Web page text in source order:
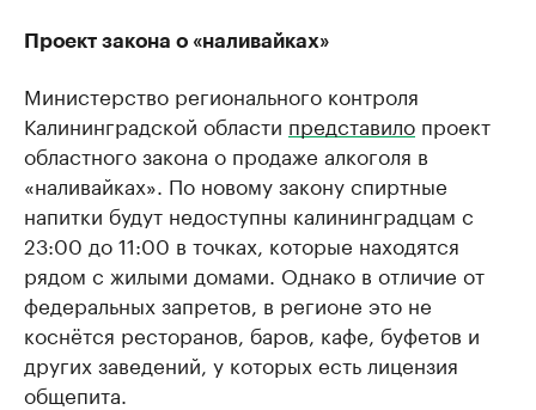
Проект закона о «наливайках»
Министерство регионального контроля
Калининградской области представило проект
областного закона о продаже алкоголя в
«наливайках». По новому закону спиртные
напитки будут недоступны калининградцам с
23:00 до 11:00 в точках, которые находятся
рядом с жилыми домами. Однако в отличие от
федеральных запретов, в регионе это не
коснётся ресторанов, баров, кафе, буфетов и
других заведений, у которых есть лицензия
общепита.